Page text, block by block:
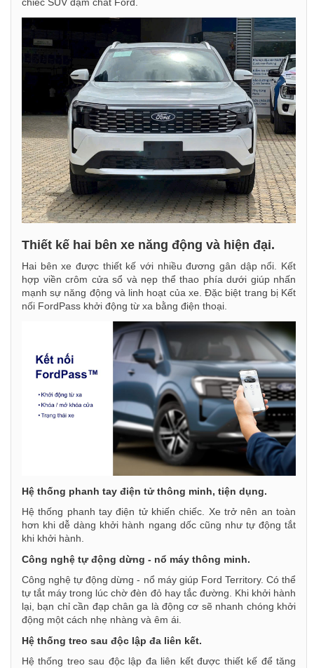
chiếc SUV đậm chất Ford.
Thiết kế hai bên xe năng động và hiện đại.
Hai bên xe được thiết kế với nhiều đương gân dập nổi. Kết
hợp viền crôm cửa sổ và nẹp thể thao phía dưới giúp nhấn
mạnh sự năng động và linh hoạt của xe. Đặc biệt trang bị Kết
nối FordPass khởi động từ xa bằng điện thoại.
Hệ thống phanh tay điện tử thông minh, tiện dụng.
Hệ thống phanh tay điện tử khiến chiếc. Xe trở nên an toàn
hơn khi dễ dàng khởi hành ngang dốc cũng như tự động tắt
khi khởi hành.
Công nghệ tự động dừng - nổ máy thông minh.
Công nghệ tự động dừng - nổ máy giúp Ford Territory. Có thể
tự tắt máy trong lúc chờ đèn đỏ hay tắc đường. Khi khởi hành
lại, bạn chỉ cần đạp chân ga là động cơ sẽ nhanh chóng khởi
động một cách nhẹ nhàng và êm ái.
Hệ thống treo sau độc lập đa liên kết.
Hệ thống treo sau độc lập đa liên kết được thiết kế để tăng